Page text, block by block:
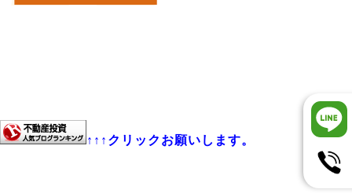
↑↑↑クリックお願いします。